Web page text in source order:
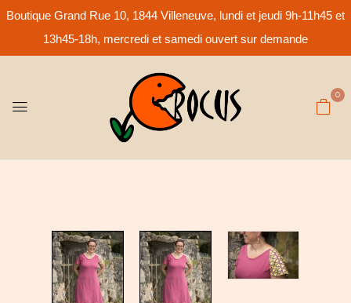
Boutique Grand Rue 10, 1844 Villeneuve, lundi et jeudi 9h-11h45 et
13h45-18h, mercredi et samedi ouvert sur demande
0